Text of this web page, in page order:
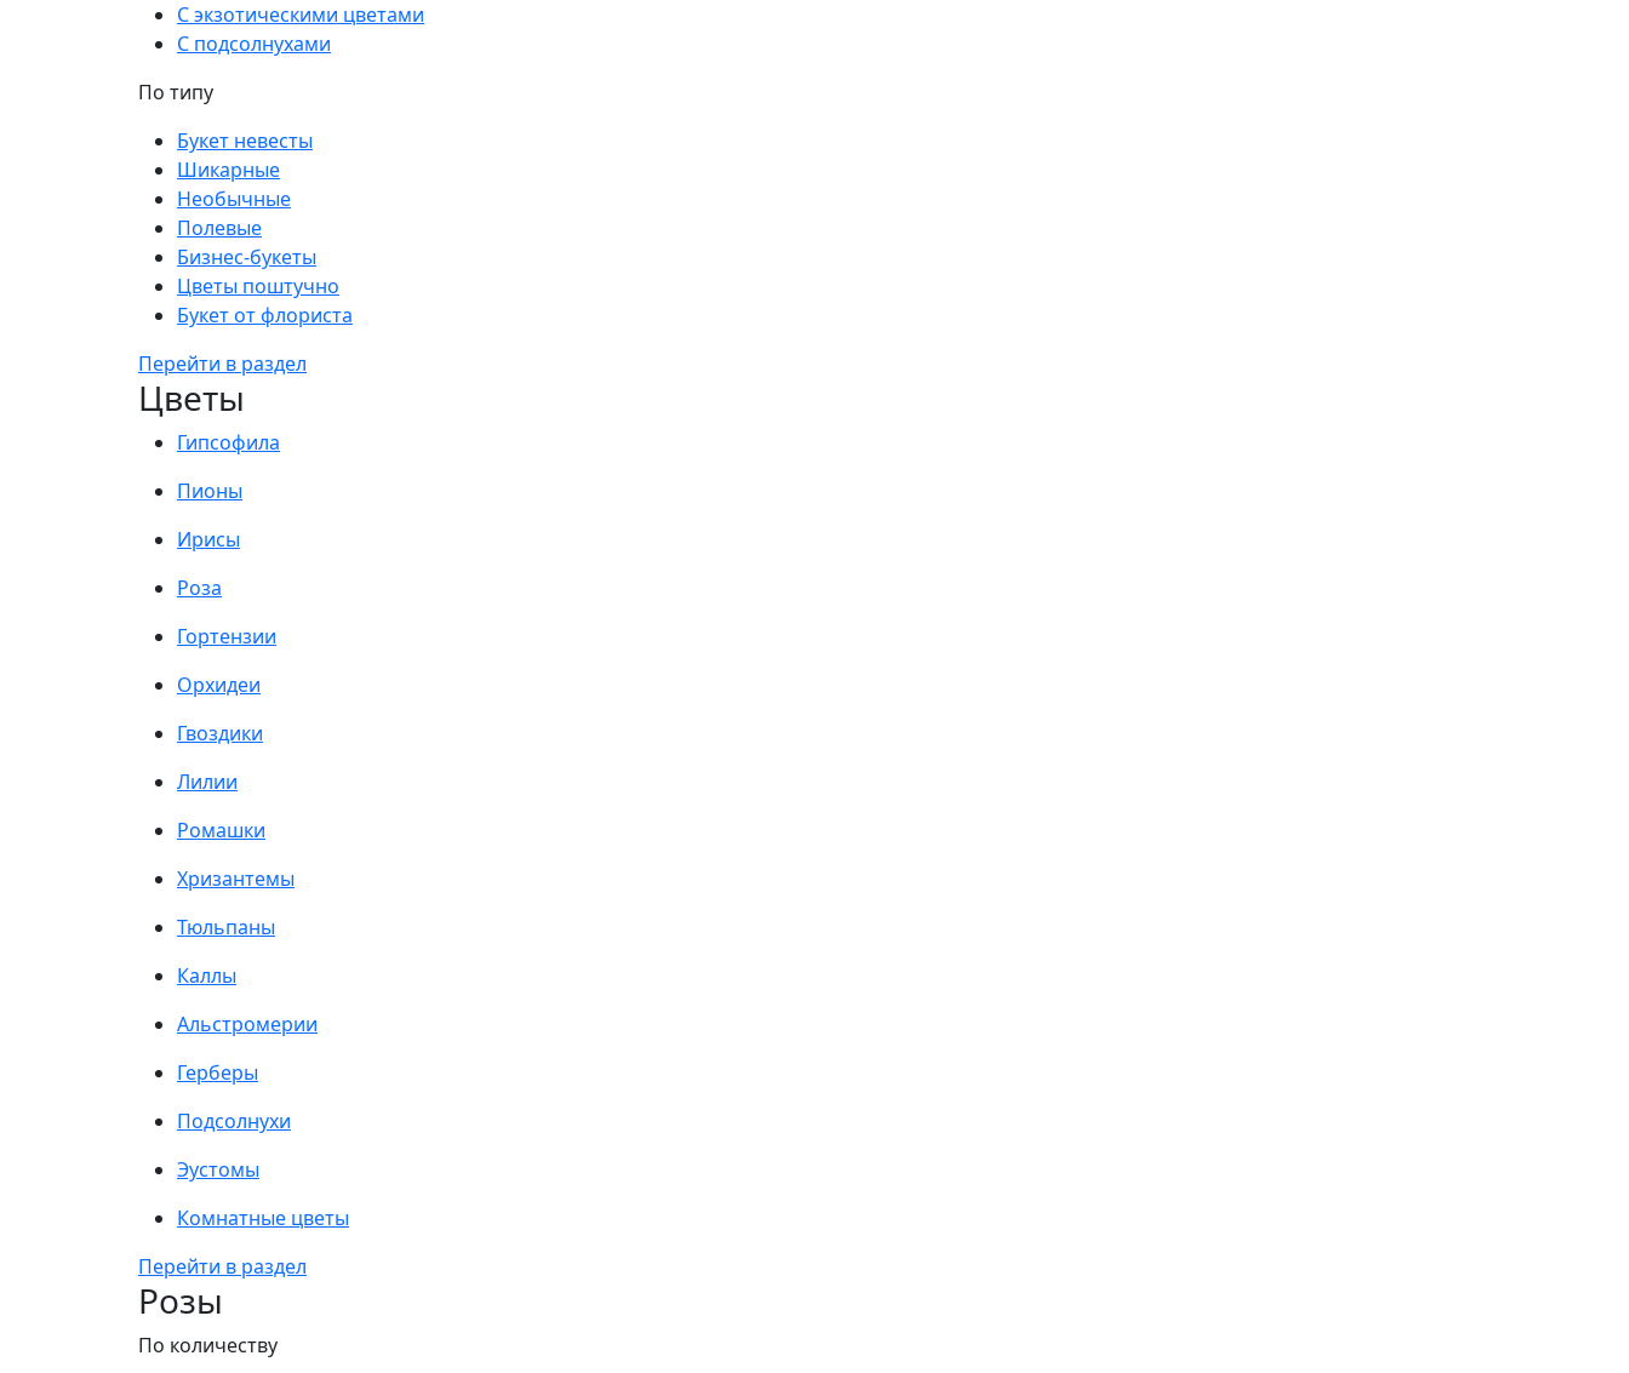
С экзотическими цветами
С подсолнухами
По типу
Букет невесты
Шикарные
Необычные
Полевые
Бизнес-букеты
Цветы поштучно
Букет от флориста
Перейти в раздел
Цветы
Гипсофила
Пионы
Ирисы
Роза
Гортензии
Орхидеи
Гвоздики
Лилии
Ромашки
Хризантемы
Тюльпаны
Каллы
Альстромерии
Герберы
Подсолнухи
Эустомы
Комнатные цветы
Перейти в раздел
Розы
По количеству